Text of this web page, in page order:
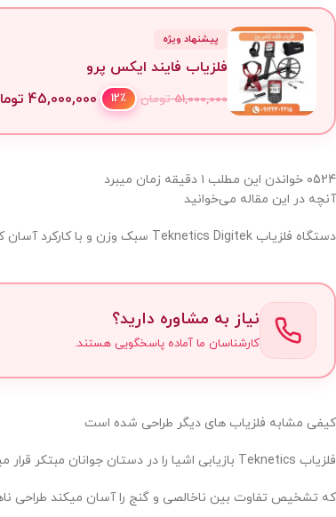
پیشنهاد ویژه
فلزیاب فایند ایکس پرو
51,000,000 تومان 12٪ 45,000,000
۰524 خواندن این مطلب ۱ دقیقه زمان میبرد
آنچه در این مقاله می‌خوانید
دستگاه فلزیاب Teknetics Digitek سبک وزن و با کارکرد آسان که با استانداردهای
نیاز به مشاوره دارید؟
کارشناسان ما آماده پاسخگویی هستند.
کیفی مشابه فلزیاب‌ های دیگر طراحی شده است
فلزیاب Teknetics بازیابی اشیا را در دستان جوانان مبتکر قرار میدهد دارای حساسیت حجم قابل تنظیم و تفکیک است
که تشخیص تفاوت بین ناخالصی و گنج را آسان میکند طراحی